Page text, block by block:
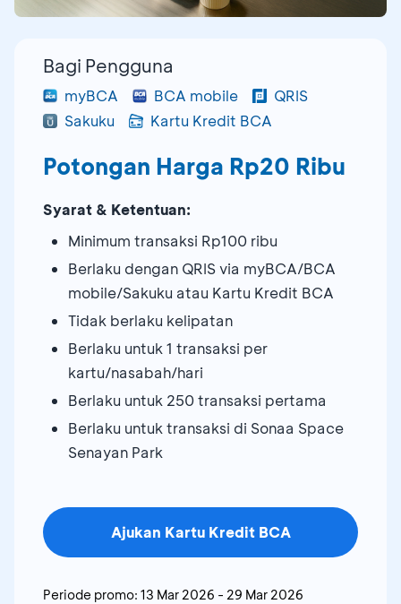
Bagi Pengguna
myBCA BCA mobile
QRIS
Sakuku
Kartu Kredit BCA
Potongan Harga Rp20 Ribu
Syarat & Ketentuan:
Minimum transaksi Rp100 ribu
Berlaku dengan QRIS via myBCA/BCA
mobile/Sakuku atau Kartu Kredit BCA
Tidak berlaku kelipatan
Berlaku untuk 1 transaksi per
kartu/nasabah/hari
Berlaku untuk 250 transaksi pertama
Berlaku untuk transaksi di Sonaa Space
Senayan Park
Ajukan Kartu Kredit BCA
Periode promo: 13 Mar 2026 - 29 Mar 2026